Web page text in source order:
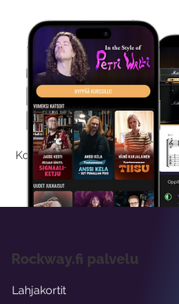
Kokeile
Kokeilemalla ilmaiseksi saat
viikon
Rockway.fi palvelu
Lahjakortit